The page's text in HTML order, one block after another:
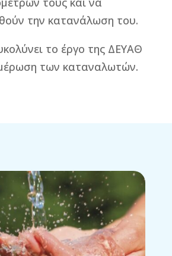
την κατανάλωση του.
το έργο της ΔΕΥΑΘ
των καταναλωτών.